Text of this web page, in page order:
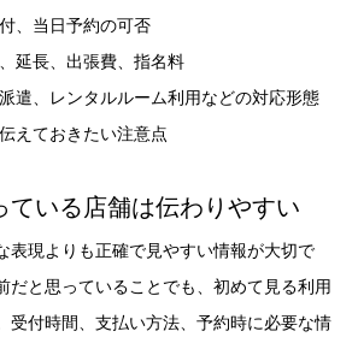
、当日予約の可否
延長、出張費、指名料
遣、レンタルルーム利用などの対応形態
えておきたい注意点
ている店舗は伝わりやすい
表現よりも正確で見やすい情報が大切で
だと思っていることでも、初めて見る利用
受付時間、支払い方法、予約時に必要な情